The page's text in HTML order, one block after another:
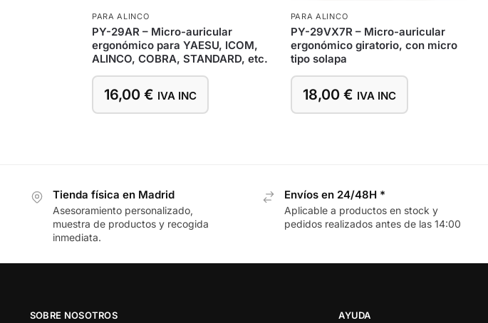
PARA ALINCO
PY-29AR – Micro-auricular
ergonómico para YAESU, ICOM,
ALINCO, COBRA, STANDARD, etc.
16,00 € IVA INC
PARA ALINCO
PY-29VX7R – Micro-auricular
ergonómico giratorio, con micro
tipo solapa
18,00 € IVA INC
Tienda física en Madrid
Asesoramiento personalizado,
muestra de productos y recogida
inmediata.
Envíos en 24/48H *
Aplicable a productos en stock y
pedidos realizados antes de las 14:00
SOBRE NOSOTROS AYUDA